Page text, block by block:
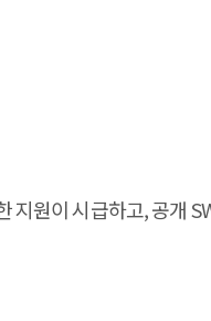
지원이 시급하고, 공개